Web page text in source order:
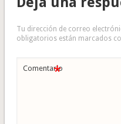
Tu dirección de correo
obligatorios están marcados
Comentario
*